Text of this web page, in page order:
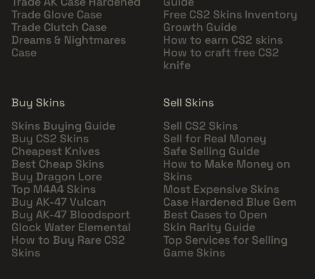
Trade Glove Case
Trade Clutch Case
Dreams & Nightmares
Case
Free CS2 Skins Inventory
Growth Guide
How to earn CS2 skins
How to craft free CS2
knife
Buy Skins
Skins Buying Guide
Buy CS2 Skins
Cheapest Knives
Best Cheap Skins
Buy Dragon Lore
Top M4A4 Skins
Buy AK-47 Vulcan
Buy AK-47 Bloodsport
Glock Water Elemental
How to Buy Rare CS2
Skins
Sell Skins
Sell CS2 Skins
Sell for Real Money
Safe Selling Guide
How to Make Money on
Skins
Most Expensive Skins
Case Hardened Blue Gem
Best Cases to Open
Skin Rarity Guide
Top Services for Selling
Game Skins